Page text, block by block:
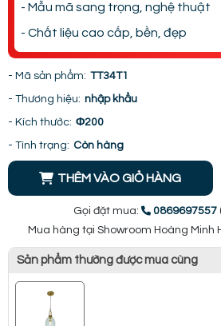
- Mẫu mã sang trọng, nghệ thuật
- Chất liệu cao cấp, bền, đẹp
- Mã sản phẩm: TT34T1
- Thương hiệu: nhập khẩu
- Kích thước: Φ200
- Tình trạng: Còn hàng
THÊM VÀO GIỎ HÀNG
Gọi đặt mua: 0869697557
Mua hàng tại Showroom Hoàng Minh
Sản phẩm thường được mua cùng